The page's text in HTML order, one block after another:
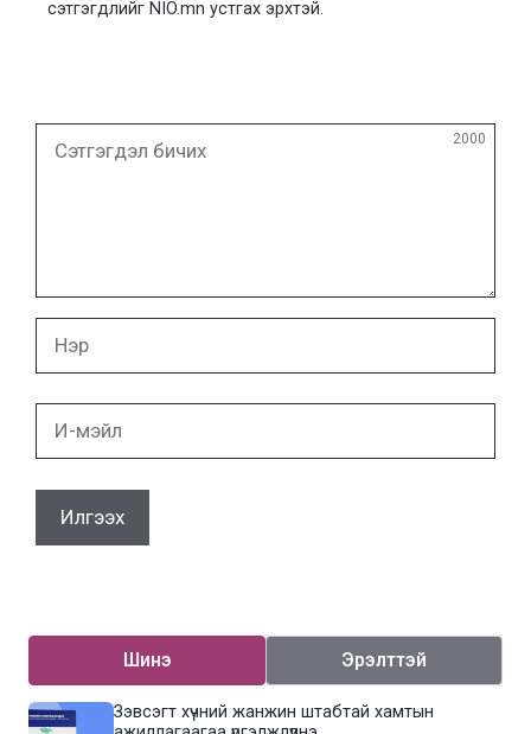
сэтгэгдлийг NIO.mn устгах эрхтэй.
бичих
2000
Шинэ Эрэлттэй
Зэвсэгт хүчний жанжин штабтай хамтын